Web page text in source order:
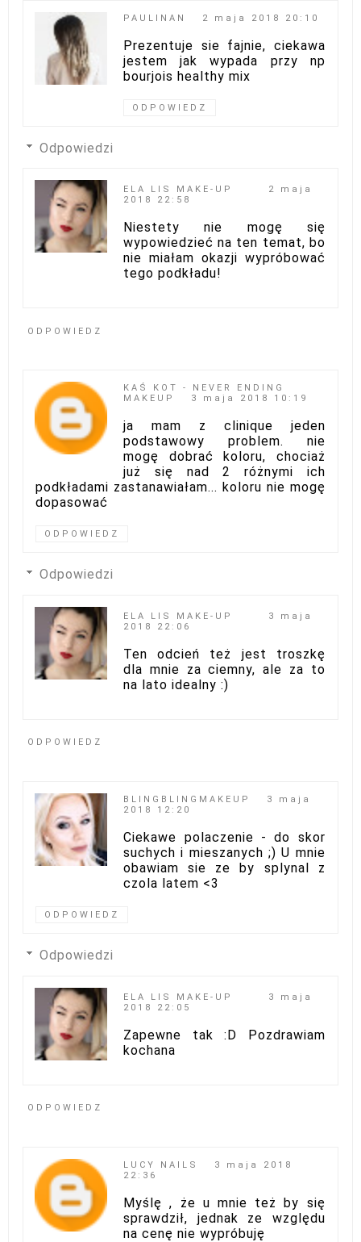
PAULINAN 2 maja 2018 20:10
Prezentuje sie fajnie, ciekawa
jestem jak wypada przy np
bourjois healthy mix
ODPOWIEDZ
Odpowiedzi
ELA LIS MAKE-UP
2 maja
2018 22:58
Niestety nie mogę się
wypowiedzieć na ten temat, bo
nie miałam okazji wypróbować
tego podkładu!
ODPOWIEDZ
KAŚ KOT - NEVER ENDING
MAKEUP
3 maja 2018 10:19
ja mam z clinique jeden
podstawowy problem. nie
mogę dobrać koloru, chociaż
już się nad 2 różnymi ich
podkładami zastanawiałam... koloru nie mogę
dopasować
ODPOWIEDZ
Odpowiedzi
ELA LIS MAKE-UP
3 maja
2018 22:06
Ten odcień też jest troszkę
dla mnie za ciemny, ale za to
na lato idealny :)
ODPOWIEDZ
BLINGBLINGMAKEUP
3 maja
2018 12:20
Ciekawe polaczenie - do skor
suchych i mieszanych ;) U mnie
obawiam sie ze by splynal z
czola latem <3
ODPOWIEDZ
Odpowiedzi
ELA LIS MAKE-UP
3 maja
2018 22:05
Zapewne tak :D Pozdrawiam
kochana
ODPOWIEDZ
LUCY NAILS
3 maja 2018
22:36
Myślę , że u mnie też by się
sprawdził, jednak ze względu
na cenę nie wypróbuję